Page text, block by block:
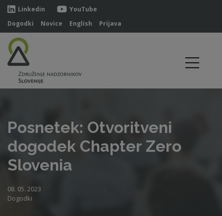
Linkedin
YouTube
Dogodki
Novice English Prijava
Posnetek: Otvoritveni
dogodek Chapter Zero
Slovenia
08. 05. 2023
Dogodki